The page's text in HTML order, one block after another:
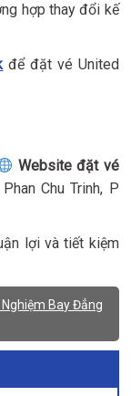
hợp thay đổi kế
để đặt vé United
Website đặt vé
Chu Trinh, P
lợi và tiết kiệm
Bay Đẳng